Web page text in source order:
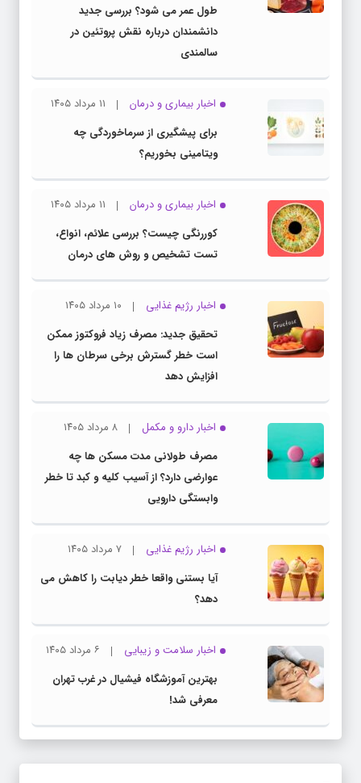
طول عمر می شود؟ بررسی جدید
دانشمندان درباره نقش پروتئین در
سالمندی
اخبار بیماری و درمان
۱۱ مرداد ۱۴۰۵
برای پیشگیری از سرماخوردگی چه
ویتامینی بخوریم؟
اخبار بیماری و درمان
۱۱ مرداد ۱۴۰۵
کوررنگی چیست؟ بررسی علائم، انواع،
تست تشخیص و روش های درمان
اخبار رژیم غذایی
۱۰ مرداد ۱۴۰۵
تحقیق جدید: مصرف زیاد فروکتوز ممکن
است خطر گسترش برخی سرطان ها را
افزایش دهد
اخبار دارو و مکمل
۸ مرداد ۱۴۰۵
مصرف طولانی مدت مسکن ها چه
عوارضی دارد؟ از آسیب کلیه و کبد تا خطر
وابستگی دارویی
اخبار رژیم غذایی
۷ مرداد ۱۴۰۵
آیا بستنی واقعا خطر دیابت را کاهش می
دهد؟
اخبار سلامت و زیبایی
۶ مرداد ۱۴۰۵
بهترین آموزشگاه فیشیال در غرب تهران
معرفی شد!